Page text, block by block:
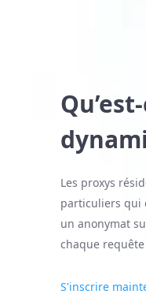
Les proxys
particuliers qui
un anonymat
chaque
S'inscrire